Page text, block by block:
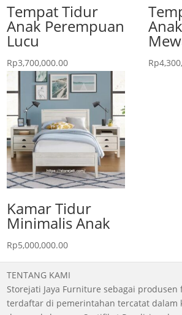
Tempat Tidur
Anak Perempuan
Lucu
Rp3,700,000.00 Rp
Kamar Tidur
Minimalis Anak
Rp5,000,000.00
TENTANG KAMI
Storejati Jaya Furniture sebagai
terdaftar di pemerintahan tercatat dalam